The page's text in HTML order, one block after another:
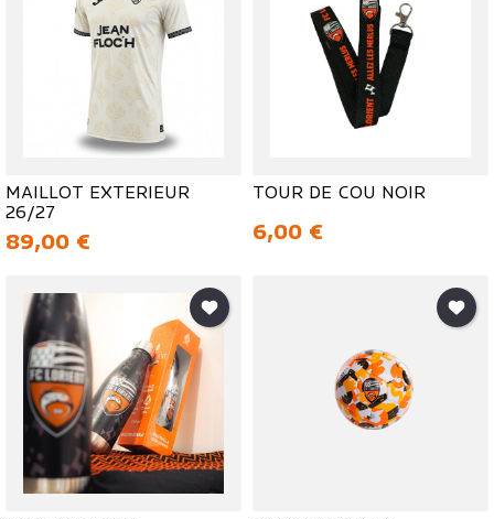
MAILLOT EXTERIEUR
26/27
Prix
89,00 €
TOUR DE COU NOIR
Prix
6,00 €